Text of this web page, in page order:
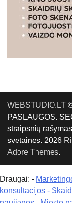
WEBSTUDIO.LT
PASLAUGOS.
straipsnių
svetaines. 2026
Adore Themes.
Draugai: -
konsultacijos -